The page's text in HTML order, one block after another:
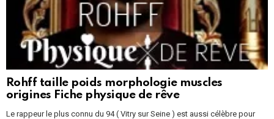
Rohff taille poids morphologie muscles
origines Fiche physique de rêve
Le rappeur le plus connu du 94 ( Vitry sur Seine ) est aussi célèbre pour